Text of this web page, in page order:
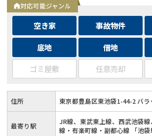
対応可能ジャンル
空き家 事故物件
底地
借地
ゴミ屋敷
任意売却
住所 東京都豊島区東池袋1-44-2 バ
最寄り駅
JR線、東武東上線、西武池袋
線・有楽町線・副都心線 「池